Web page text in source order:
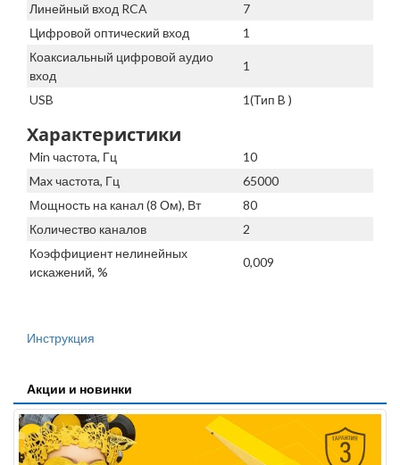
Линейный вход RCA
7
Цифровой оптический вход
1
Коаксиальный цифровой аудио
вход
1
USB 1(Тип B )
Характеристики
Min частота, Гц
10
Max частота, Гц
65000
Мощность на канал (8 Ом), Вт
80
Количество каналов
2
Коэффициент нелинейных
искажений, %
0,009
Инструкция
Акции и новинки